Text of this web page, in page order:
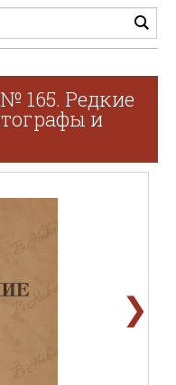
165. Редкие
и
❯